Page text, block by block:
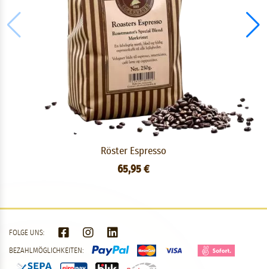
Röster Espresso
65,95 €
FOLGE UNS:
BEZAHLMÖGLICHKEITEN: